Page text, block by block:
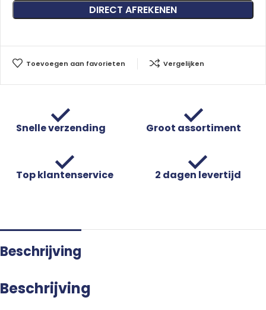
DIRECT AFREKENEN
Toevoegen aan favorieten Vergelijken
Snelle verzending Groot assortiment
Top klantenservice 2 dagen levertijd
Beschrijving
Beschrijving